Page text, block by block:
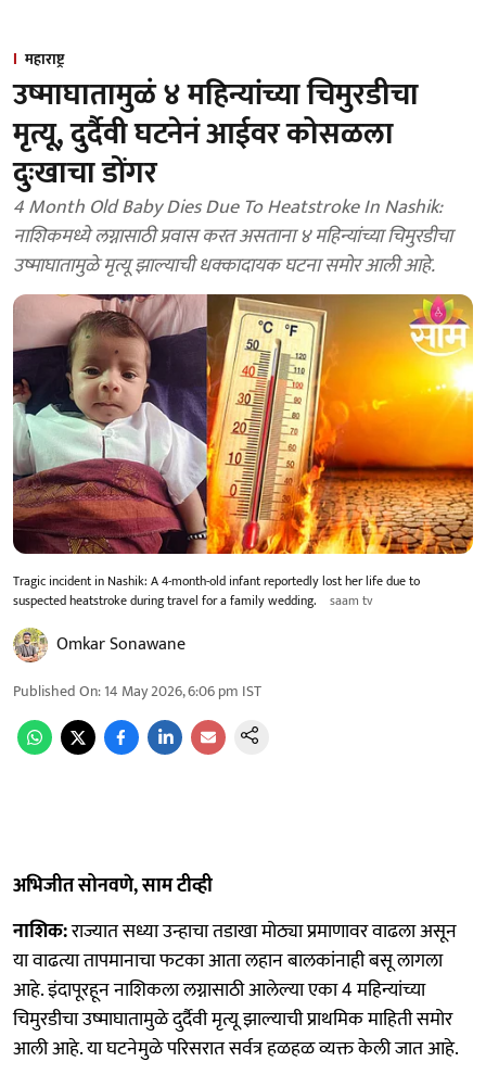
महाराष्ट्र
उष्माघातामुळं ४ महिन्यांच्या चिमुरडीचा
मृत्यू, दुर्दैवी घटनेनं आईवर कोसळला
दुःखाचा डोंगर
4 Month Old Baby Dies Due To Heatstroke In Nashik:
नाशिकमध्ये लग्नासाठी प्रवास करत असताना ४ महिन्यांच्या चिमुरडीचा
उष्माघातामुळे मृत्यू झाल्याची धक्कादायक घटना समोर आली आहे.
Tragic incident in Nashik: A 4-month-old infant reportedly lost her life due to
suspected heatstroke during travel for a family wedding.
saam tv
Omkar Sonawane
Published On:14 May 2026, 6:06 pm IST
अभिजीत सोनवणे, साम टीव्ही
नाशिक:राज्यात सध्या उन्हाचा तडाखा मोठ्या प्रमाणावर वाढला असून
या वाढत्या तापमानाचा फटका आता लहान बालकांनाही बसू लागला
आहे. इंदापूरहून नाशिकला लग्नासाठी आलेल्या एका 4 महिन्यांच्या
चिमुरडीचा उष्माघातामुळे दुर्दैवी मृत्यू झाल्याची प्राथमिक माहिती समोर
आली आहे. या घटनेमुळे परिसरात सर्वत्र हळहळ व्यक्त केली जात आहे.